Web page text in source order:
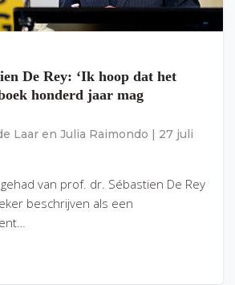
De Rey: ‘Ik hoop dat het
honderd jaar mag
Laar en Julia Raimondo
27 juli
van prof. dr. Sébastien De Rey
beschrijven als een